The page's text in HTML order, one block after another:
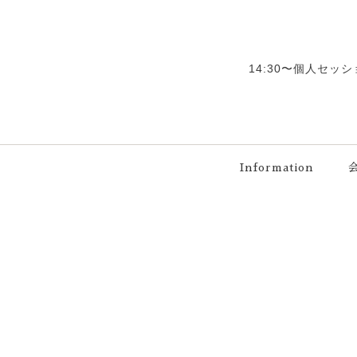
14:30〜個人セッシ
Information